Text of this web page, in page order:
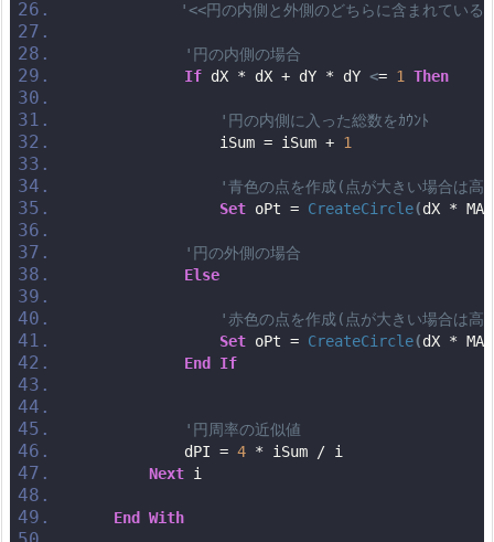
'<<円の内側と外側のどちらに含まれている
'円の内側の場合
If dX * dX + dY * dY <= 1 Then
'円の内側に入った総数をｶｳﾝﾄ
                iSum = iSum +
1
'青色の点を作成(点が大きい場合は
Set oPt = CreateCircle(dX *
'円の外側の場合
Else
'赤色の点を作成(点が大きい場合は
Set oPt = CreateCircle(dX *
End
If
'円周率の近似値
            dPI =
4 * iSum / i
Next i
End With